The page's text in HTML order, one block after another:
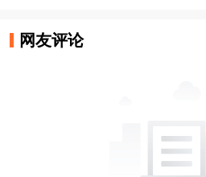
网友评论